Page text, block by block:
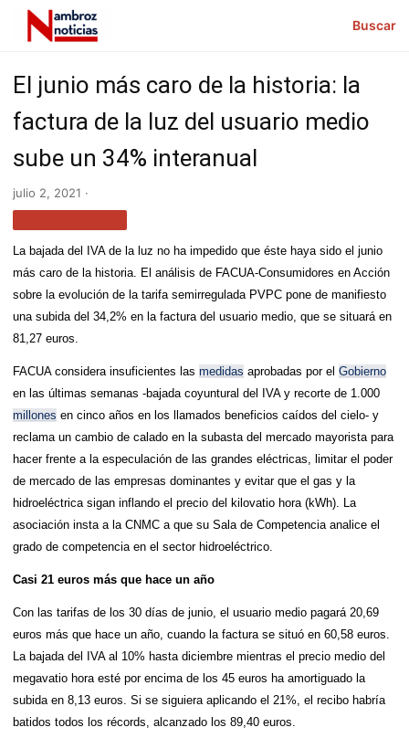
Buscar
El junio más caro de la historia: la
factura de la luz del usuario medio
sube un 34% interanual
julio 2, 2021 ·
La bajada del IVA de la luz no ha impedido que éste haya sido el junio
más caro de la historia. El análisis de FACUA-Consumidores en Acción
sobre la evolución de la tarifa semirregulada PVPC pone de manifiesto
una subida del 34,2% en la factura del usuario medio, que se situará en
81,27 euros.
FACUA considera insuficientes las medidas aprobadas por el Gobierno
en las últimas semanas -bajada coyuntural del IVA y recorte de 1.000
millones en cinco años en los llamados beneficios caídos del cielo- y
reclama un cambio de calado en la subasta del mercado mayorista para
hacer frente a la especulación de las grandes eléctricas, limitar el poder
de mercado de las empresas dominantes y evitar que el gas y la
hidroeléctrica sigan inflando el precio del kilovatio hora (kWh). La
asociación insta a la CNMC a que su Sala de Competencia analice el
grado de competencia en el sector hidroeléctrico.
Casi 21 euros más que hace un año
Con las tarifas de los 30 días de junio, el usuario medio pagará 20,69
euros más que hace un año, cuando la factura se situó en 60,58 euros.
La bajada del IVA al 10% hasta diciembre mientras el precio medio del
megavatio hora esté por encima de los 45 euros ha amortiguado la
subida en 8,13 euros. Si se siguiera aplicando el 21%, el recibo habría
batidos todos los récords, alcanzado los 89,40 euros.